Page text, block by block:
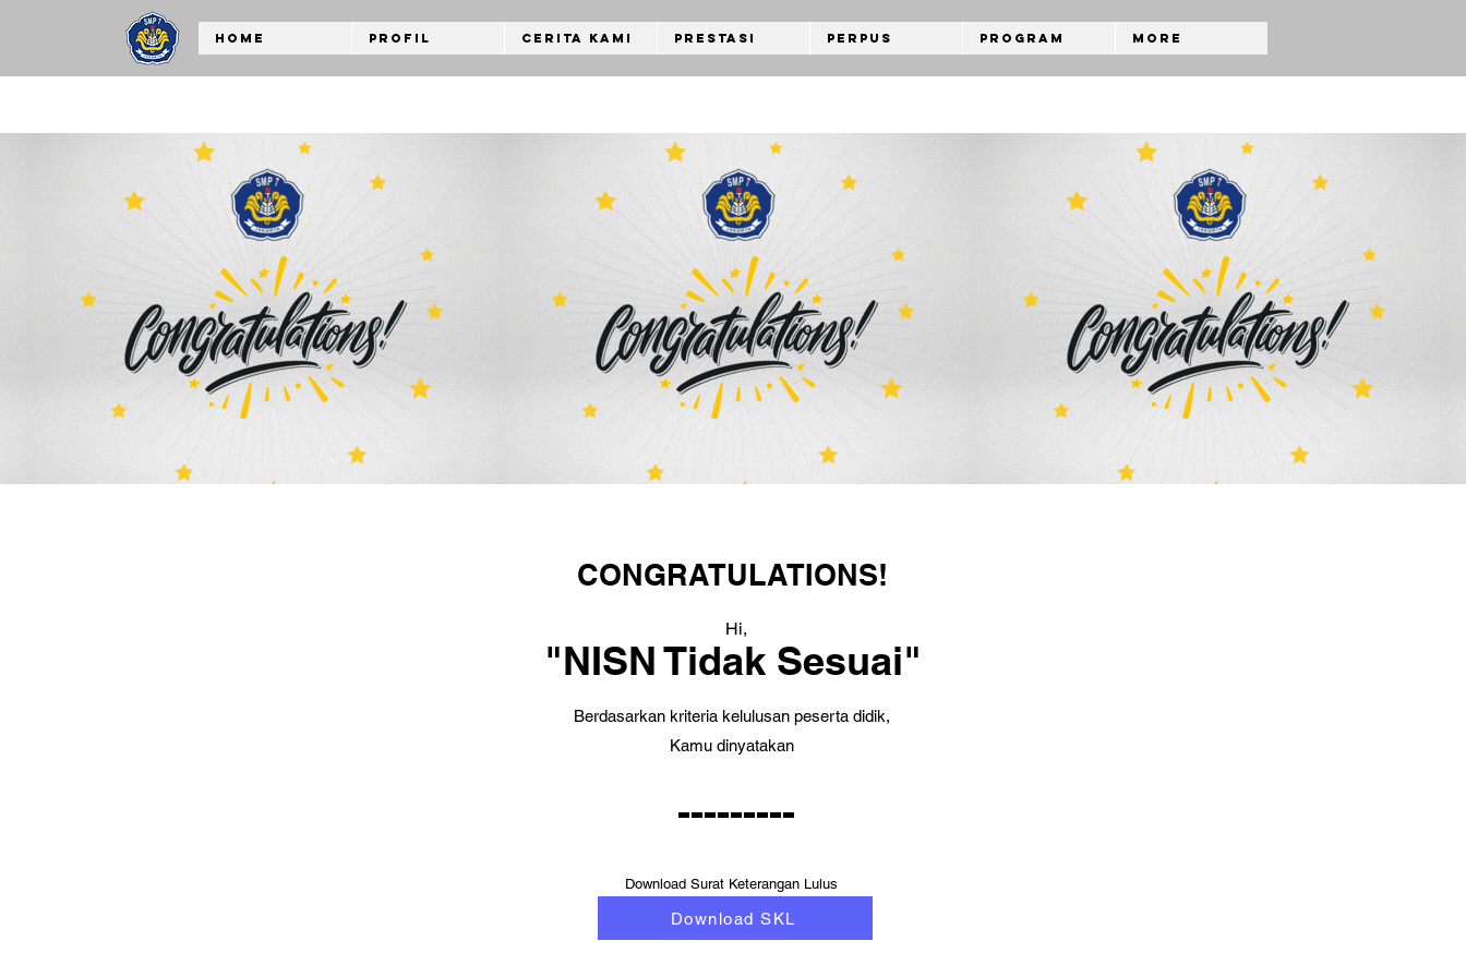
Home Profil Cerita Kami Prestasi Perpus Program More
CONGRATULATIONS!
Hi,
"NISN Tidak Sesuai"
Berdasarkan kriteria kelulusan peserta didik,
Kamu dinyatakan
---------
Download Surat Keterangan Lulus
Download SKL